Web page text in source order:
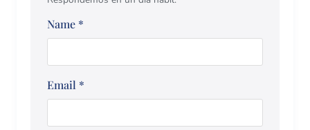
Name *
Email *